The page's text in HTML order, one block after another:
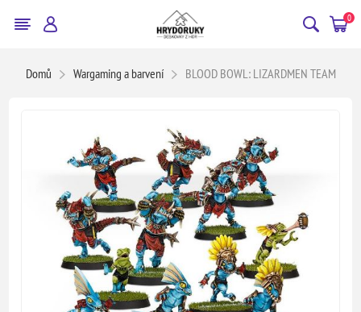
0
Domů Wargaming a barvení BLOOD BOWL: LIZARDMEN TEAM